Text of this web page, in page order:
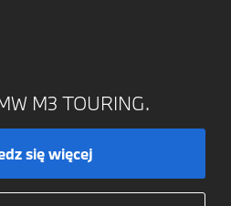
M3 TOURING.
się więcej